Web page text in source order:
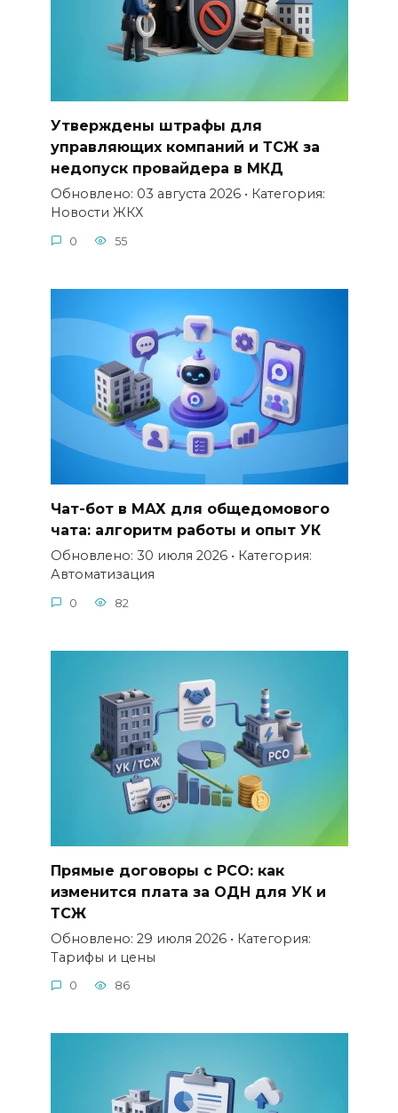
Утверждены штрафы для
управляющих компаний и ТСЖ за
недопуск провайдера в МКД
Обновлено: 03 августа 2026 • Категория:
Новости ЖКХ
0 55
Чат-бот в МАХ для общедомового
чата: алгоритм работы и опыт УК
Обновлено: 30 июля 2026 • Категория:
Автоматизация
0 82
Прямые договоры с РСО: как
изменится плата за ОДН для УК и
ТСЖ
Обновлено: 29 июля 2026 • Категория:
Тарифы и цены
0 86